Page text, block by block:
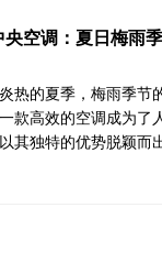
央空调：夏日梅雨
热的夏季，梅雨季节
款高效的空调成为了
其独特的优势脱颖